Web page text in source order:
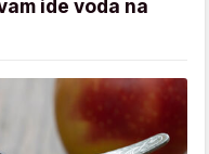
ide voda na